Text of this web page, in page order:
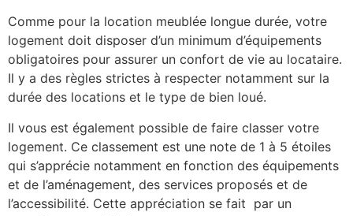
Comme pour la location meublée longue durée, votre
logement doit disposer d’un minimum d’équipements
obligatoires pour assurer un confort de vie au locataire.
Il y a des règles strictes à respecter notamment sur la
durée des locations et le type de bien loué.
Il vous est également possible de faire classer votre
logement. Ce classement est une note de 1 à 5 étoiles
qui s’apprécie notamment en fonction des équipements
et de l’aménagement, des services proposés et de
l’accessibilité. Cette appréciation se fait par un